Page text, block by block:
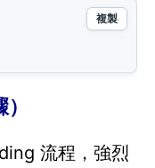
複製
流程，強烈